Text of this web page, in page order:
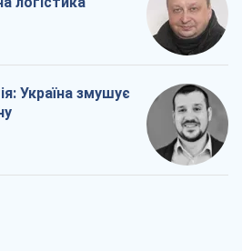
Україна змушує